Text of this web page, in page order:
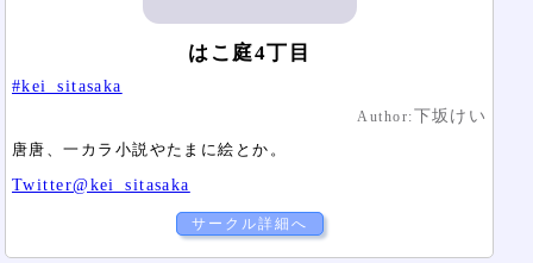
はこ庭4丁目
#kei_sitasaka
Author:下坂けい
唐唐、一カラ小説やたまに絵とか。
Twitter@kei_sitasaka
サークル詳細へ